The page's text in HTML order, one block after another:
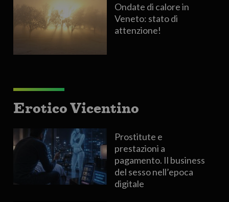
Ondate di calore in
Veneto: stato di
attenzione!
Erotico Vicentino
Prostitute e
prestazioni a
pagamento. Il business
del sesso nell’epoca
digitale